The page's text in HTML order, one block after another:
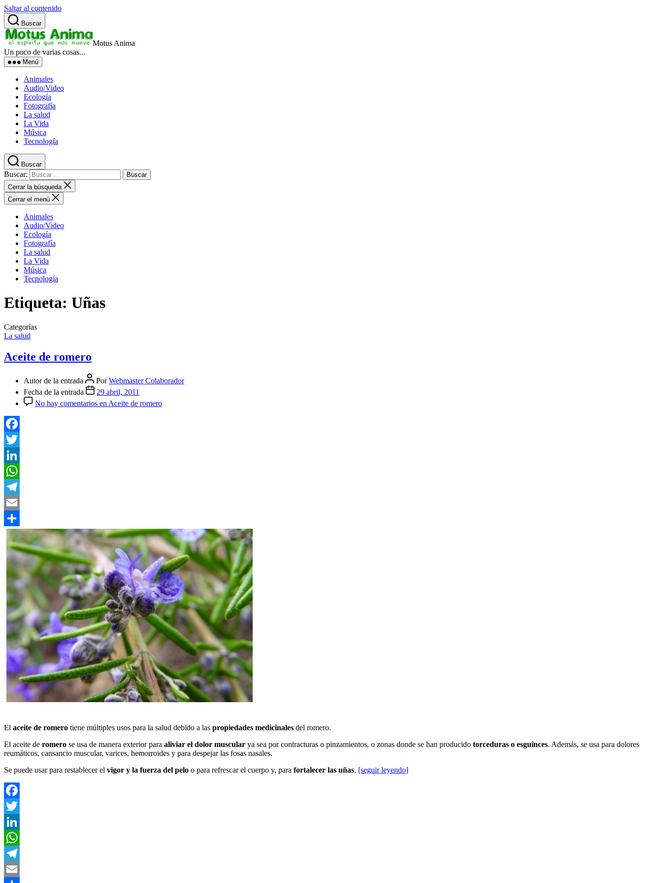
Saltar al contenido
Buscar
Motus Anima
Un poco de varias cosas...
Menú
Animales
Audio/Video
Ecología
Fotografía
La salud
La Vida
Música
Tecnología
Buscar
Buscar:
Cerrar la búsqueda
Cerrar el menú
Animales
Audio/Video
Ecología
Fotografía
La salud
La Vida
Música
Tecnología
Etiqueta: Uñas
Categorías
La salud
Aceite de romero
Autor de la entrada PorWebmaster Colaborador
Fecha de la entrada
29 abril, 2011
No hay comentarios en Aceite de romero
Facebook
Twitter
LinkedIn
WhatsApp
Telegram
Email
Compartir
El aceite de romero tiene múltiples usos para la salud debido a las propiedades medicinales del romero.
El aceite de romero se usa de manera exterior para aliviar el dolor muscular ya sea por contracturas o pinzamientos, o zonas donde se han producido torceduras o esguinces. Además, se usa para dolores
reumáticos, cansancio muscular, varices, hemorroides y para despejar las fosas nasales.
Se puede usar para restablecer el vigor y la fuerza del pelo o para refrescar el cuerpo y, para fortalecer las uñas. [seguir leyendo]
Facebook
Twitter
LinkedIn
WhatsApp
Telegram